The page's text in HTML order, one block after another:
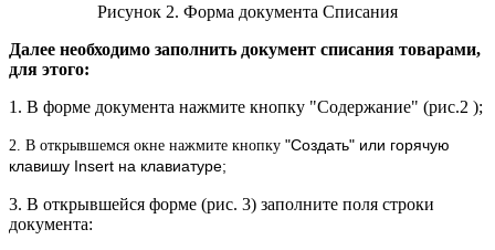
Рисунок 2. Форма документа Списания
Далее необходимо заполнить документ списания товарами,
для этого:
1. В форме документа нажмите кнопку "Содержание" (рис.2 );
2. В открывшемся окне нажмите кнопку "Создать" или горячую
клавишу Insert на клавиатуре;
3. В открывшейся форме (рис. 3) заполните поля строки
документа: